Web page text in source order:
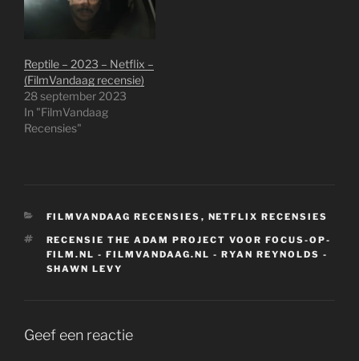
Reptile – 2023 – Netflix –
(FilmVandaag recensie)
28 september 2023
In "FilmVandaag
Recensies"
CATEGORIEËN
FILMVANDAAG RECENSIES , NETFLIX RECENSIES
TAGS
RECENSIE THE ADAM PROJECT VOOR FOCUS-OP-
FILM.NL - FILMVANDAAG.NL - RYAN REYNOLDS -
SHAWN LEVY
Geef een reactie